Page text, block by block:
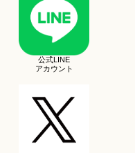
公式LINE
アカウント